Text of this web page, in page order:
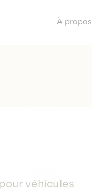
À propos
véhicules